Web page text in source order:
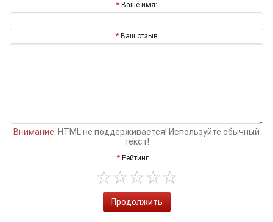
Ваше имя:
Ваш отзыв
Внимание: HTML не поддерживается! Используйте обычный
текст!
Рейтинг
Продолжить